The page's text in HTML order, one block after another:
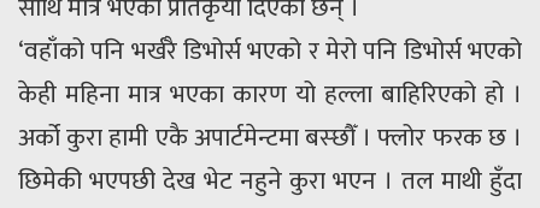
‘वहाँको पनि भर्खरै डिभोर्स भएको र मेरो पनि डिभोर्स भएको
केही महिना मात्र भएका कारण यो हल्ला बाहिरिएको हो ।
अर्को कुरा हामी एकै अपार्टमेन्टमा बस्छौँ । फ्लोर फरक छ ।
छिमेकी भएपछी देख भेट नहुने कुरा भएन । तल माथी हुँदा